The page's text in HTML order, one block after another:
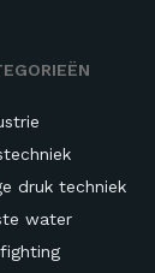
druk techniek
water